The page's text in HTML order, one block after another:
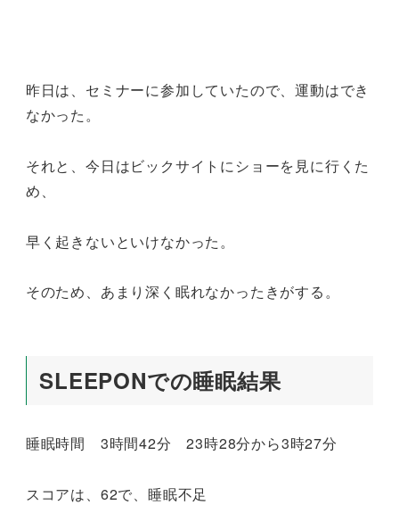
昨日は、セミナーに参加していたので、運動はでき
なかった。
それと、今日はビックサイトにショーを見に行くた
め、
早く起きないといけなかった。
そのため、あまり深く眠れなかったきがする。
SLEEPONでの睡眠結果
睡眠時間 3時間42分 23時28分から3時27分
スコアは、62で、睡眠不足